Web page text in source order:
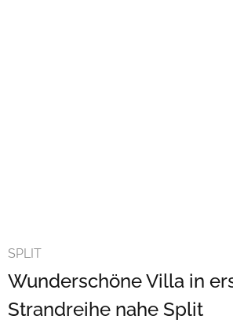
SPLIT
Wunderschöne Villa in
Strandreihe nahe Split